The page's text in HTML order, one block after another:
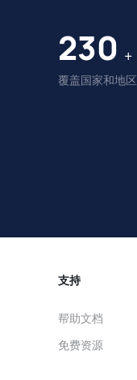
230 +
覆盖国家和地区
支持
帮助文档
免费资源